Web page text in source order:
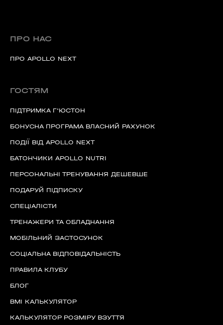
ПРО НАС
ПРО APOLLO NEXT
ГОСТЯМ
ПІДТРИМКА Г'ЮСТОН
БОНУСНА ПРОГРАМА ВЛАСНИЙ РАХУНОК
ПОДІЇ ВІД APOLLO NEXT
БАТОНЧИКИ APOLLO NUTRI
ПЕРСОНАЛЬНІ ТРЕНУВАННЯ ДЕШЕВШЕ
ПОДАРУЙ ПІДПИСКУ
СПЕЦІАЛІСТИ
ТРЕНАЖЕРИ ТА ОБЛАДНАННЯ
МОБІЛЬНИЙ ЗАСТОСУНОК
СОЦІАЛЬНА ВІДПОВІДАЛЬНІСТЬ
ПРАВИЛА КЛУБУ
БЛОГ
BMI КАЛЬКУЛЯТОР
КАЛЬКУЛЯТОР РОЗМІРУ ВЗУТТЯ